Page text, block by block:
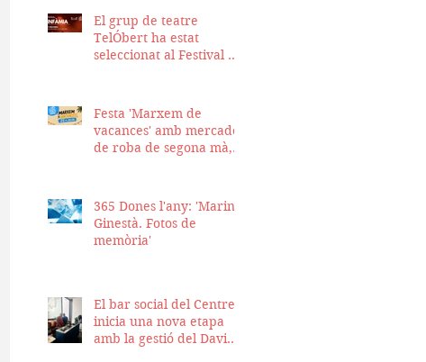
nostra seu
El grup de teatre
TelÓbert ha estat
seleccionat al Festival de
Festa 'Marxem de
vacances' amb mercadet
de roba de segona mà,
365 Dones l'any: 'Marina
Ginestà. Fotos de
memòria'
El bar social del Centre
inicia una nova etapa
amb la gestió del David